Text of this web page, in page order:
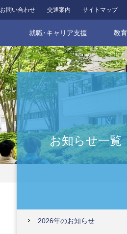
お問い合わせ 交通案内 サイトマップ
検索
就職･キャリア支援 教
お知らせ一覧
2026年のお知らせ